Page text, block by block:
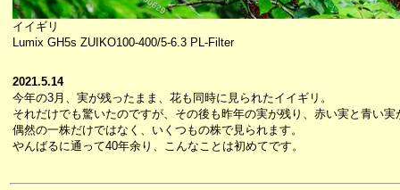
イイギリ
Lumix GH5s ZUIKO100-400/5-6.3 PL-Filter
2021.5.14
今年の3月、実が残ったまま、花も同時に見られたイイギリ。
それだけでも驚いたのですが、その後も昨年の実が残り、赤い実と青い実
偶然の一株だけではなく、いくつもの株で見られます。
やんばるに通って40年余り、こんなことは初めてです。